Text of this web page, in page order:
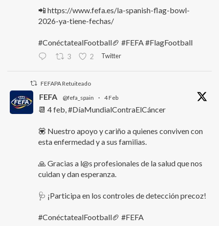
📲 https://www.fefa.es/la-spanish-flag-bowl-
2026-ya-tiene-fechas/
#ConéctatealFootball🏈 #FEFA #FlagFootball
3 2 Twitter
FEFAPA Retuiteado
FEFA @fefa_spain · 4 Feb
📆 4 feb, #DíaMundialContraElCáncer
💟 Nuestro apoyo y cariño a quienes conviven con
esta enfermedad y a sus familias.
🙏 Gracias a l@s profesionales de la salud que nos
cuidan y dan esperanza.
🩺 ¡Participa en los controles de detección precoz!
#ConéctatealFootball🏈 #FEFA